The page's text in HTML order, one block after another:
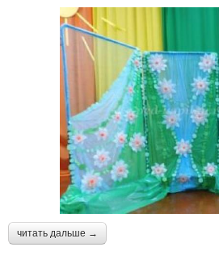
читать дальше →